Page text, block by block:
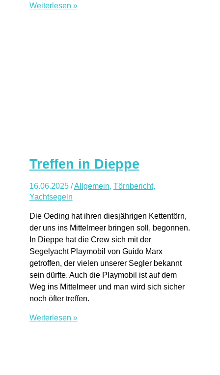
Skippertraining
Weiterlesen »
Treffen in Dieppe
16.06.2025 /Allgemein, Törnbericht,
Yachtsegeln
Die Oeding hat ihren diesjährigen Kettentörn,
der uns ins Mittelmeer bringen soll, begonnen.
In Dieppe hat die Crew sich mit der
Segelyacht Playmobil von Guido Marx
getroffen, der vielen unserer Segler bekannt
sein dürfte. Auch die Playmobil ist auf dem
Weg ins Mittelmeer und man wird sich sicher
noch öfter treffen.
Treffen
Weiterlesen »